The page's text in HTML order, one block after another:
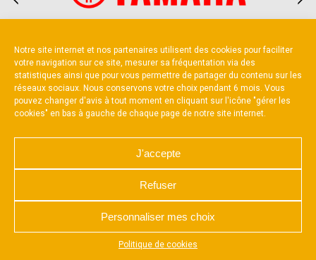
Notre site internet et nos partenaires utilisent des cookies pour faciliter
votre navigation sur ce site, mesurer sa fréquentation via des
statistiques ainsi que pour vous permettre de partager du contenu sur les
réseaux sociaux. Nous conservons votre choix pendant 6 mois. Vous
pouvez changer d'avis à tout moment en cliquant sur l'icône "gérer les
cookies" en bas à gauche de chaque page de notre site internet.
J'accepte
Refuser
Personnaliser mes choix
Politique de cookies
Appuyez sur le bouton partager en bas de votre
CHARTE DE CONFIDENTIALITÉ
POLITIQUE D’UTILISATION DES COOKIES